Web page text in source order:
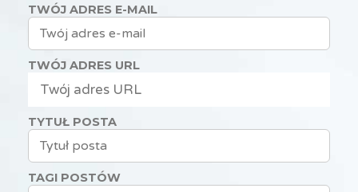
TWÓJ ADRES E-MAIL
TWÓJ ADRES URL
TYTUŁ POSTA
TAGI POSTÓW